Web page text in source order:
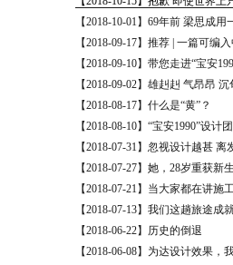
【2018-09-17】推荐 | 一篇可编
【2018-09-10】带您走进“宝安
【2018-09-02】雄赳赳 气昂昂
【2018-08-17】什么是“黄”？
【2018-08-10】“宝安1990”设计
【2018-07-31】忽视设计越甚
【2018-07-27】她，28岁重获新
【2018-07-21】当大家都在讲施
【2018-07-13】我们这趟旅途成
【2018-06-22】历史的倒退
【2018-06-08】为达设计效果，